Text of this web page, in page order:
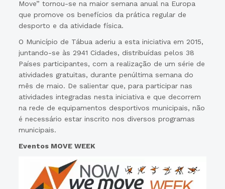
Move” tornou-se na maior semana anual na Europa
que promove os benefícios da prática regular de
desporto e da atividade física.
O Município de Tábua aderiu a esta iniciativa em 2015,
juntando-se às 2941 Cidades, distribuídas pelos 38
Países participantes, com a realização de um série de
atividades gratuitas, durante penúltima semana do
mês de maio. De salientar que, para participar nas
atividades integradas nesta iniciativa e que decorrem
na rede de equipamentos desportivos municipais, não
é necessário estar inscrito nos diversos programas
municipais.
Eventos MOVE WEEK